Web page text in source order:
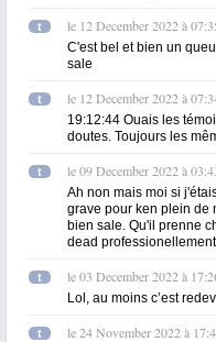
t le 12 December 2022 à
C'est bel et bien un
sale
t le 12 December 2022 à
19:12:44 Ouais les
doutes. Toujours les
t le 09 December 2022 à
Ah non mais moi si
grave pour ken plein de
bien sale. Qu'il prenne
dead
t le 03 December 2022 à
Lol, au moins c’est
t le 24 November 2022 à